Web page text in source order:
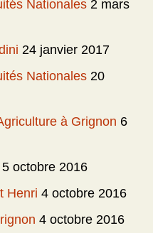
Nationales 2 mars
24 janvier 2017
Nationales 20
à Grignon 6
5 octobre 2016
Henri 4 octobre 2016
4 octobre 2016